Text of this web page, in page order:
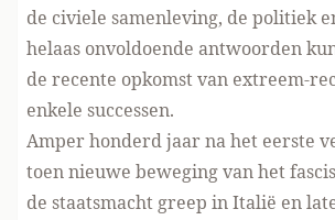
de civiele samenleving, de politiek
helaas onvoldoende antwoorden
de recente opkomst van extreem-
enkele successen.
Amper honderd jaar na het eerste
toen nieuwe beweging van het
de staatsmacht greep in Italië en